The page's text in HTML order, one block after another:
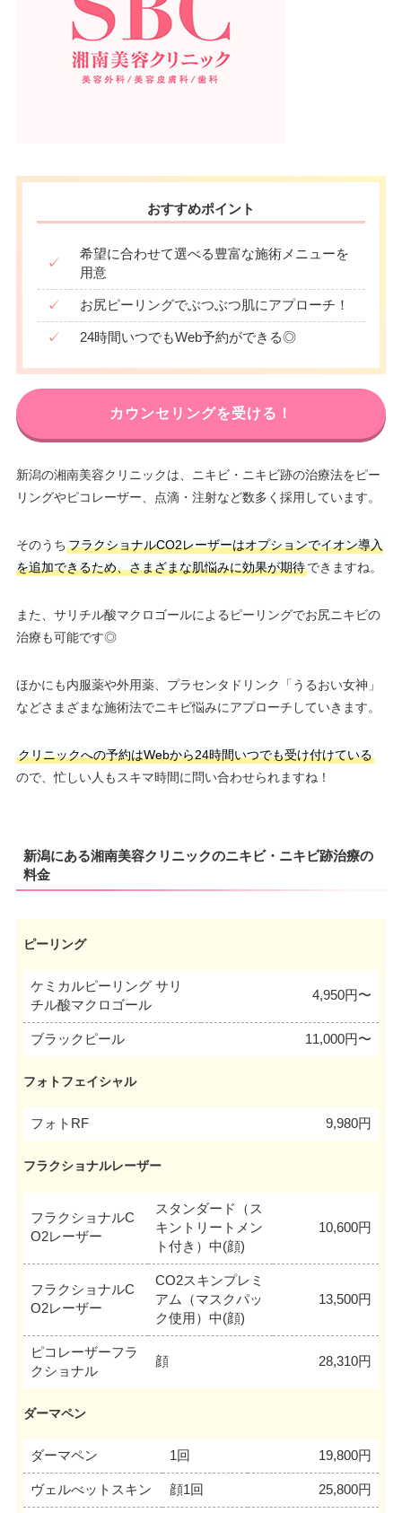
おすすめポイント
✓
希望に合わせて選べる豊富な施術メニューを
用意
✓ お尻ピーリングでぶつぶつ肌にアプローチ！
✓ 24時間いつでもWeb予約ができる◎
カウンセリングを受ける！
新潟の湘南美容クリニックは、ニキビ・ニキビ跡の治療法をピー
リングやピコレーザー、点滴・注射など数多く採用しています。
そのうちフラクショナルCO2レーザーはオプションでイオン導入
を追加できるため、さまざまな肌悩みに効果が期待できますね。
また、サリチル酸マクロゴールによるピーリングでお尻ニキビの
治療も可能です◎
ほかにも内服薬や外用薬、プラセンタドリンク「うるおい女神」
などさまざまな施術法でニキビ悩みにアプローチしていきます。
クリニックへの予約はWebから24時間いつでも受け付けている
ので、忙しい人もスキマ時間に問い合わせられますね！
新潟にある湘南美容クリニックのニキビ・ニキビ跡治療の
料金
ピーリング
ケミカルピーリング サリ
チル酸マクロゴール
4,950円〜
ブラックピール 11,000円〜
フォトフェイシャル
フォトRF 9,980円
フラクショナルレーザー
フラクショナルC
O2レーザー
スタンダード（ス
キントリートメン
ト付き）中(顔)
10,600円
フラクショナルC
O2レーザー
CO2スキンプレミ
アム（マスクパッ
ク使用）中(顔)
13,500円
ピコレーザーフラ
クショナル
顔 28,310円
ダーマペン
ダーマペン 1回 19,800円
ヴェルべットスキン 顔1回 25,800円